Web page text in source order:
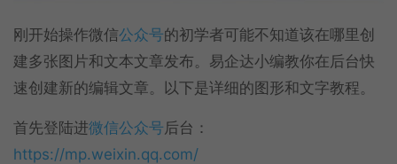
刚开始操作微信公众号的初学者可能不知道该在哪里创
建多张图片和文本文章发布。易企达小编教你在后台快
速创建新的编辑文章。以下是详细的图形和文字教程。
首先登陆进微信公众号 后台：
https://mp.weixin.qq.com/